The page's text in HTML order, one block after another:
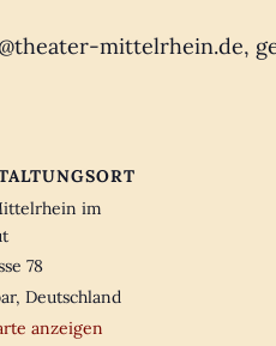
mittelrhein.de,
im
78
, Deutschland
anzeigen